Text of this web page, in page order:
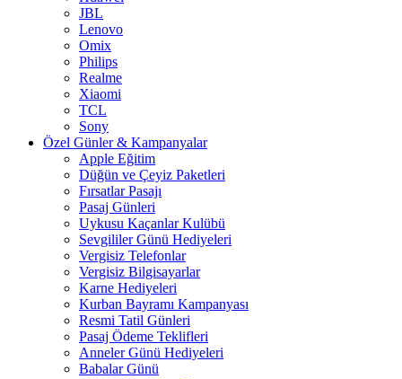
JBL
Lenovo
Omix
Philips
Realme
Xiaomi
TCL
Sony
Özel Günler & Kampanyalar
Apple Eğitim
Düğün ve Çeyiz Paketleri
Fırsatlar Pasajı
Pasaj Günleri
Uykusu Kaçanlar Kulübü
Sevgililer Günü Hediyeleri
Vergisiz Telefonlar
Vergisiz Bilgisayarlar
Karne Hediyeleri
Kurban Bayramı Kampanyası
Resmi Tatil Günleri
Pasaj Ödeme Teklifleri
Anneler Günü Hediyeleri
Babalar Günü